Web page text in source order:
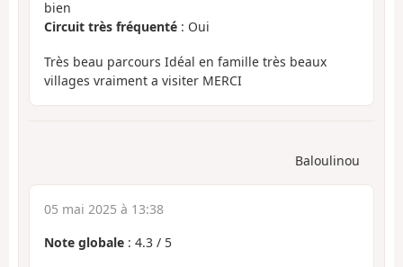
bien
Circuit très fréquenté : Oui
Très beau parcours Idéal en famille très beaux
villages vraiment a visiter MERCI
Baloulinou
05 mai 2025 à 13:38
Note globale : 4.3 / 5